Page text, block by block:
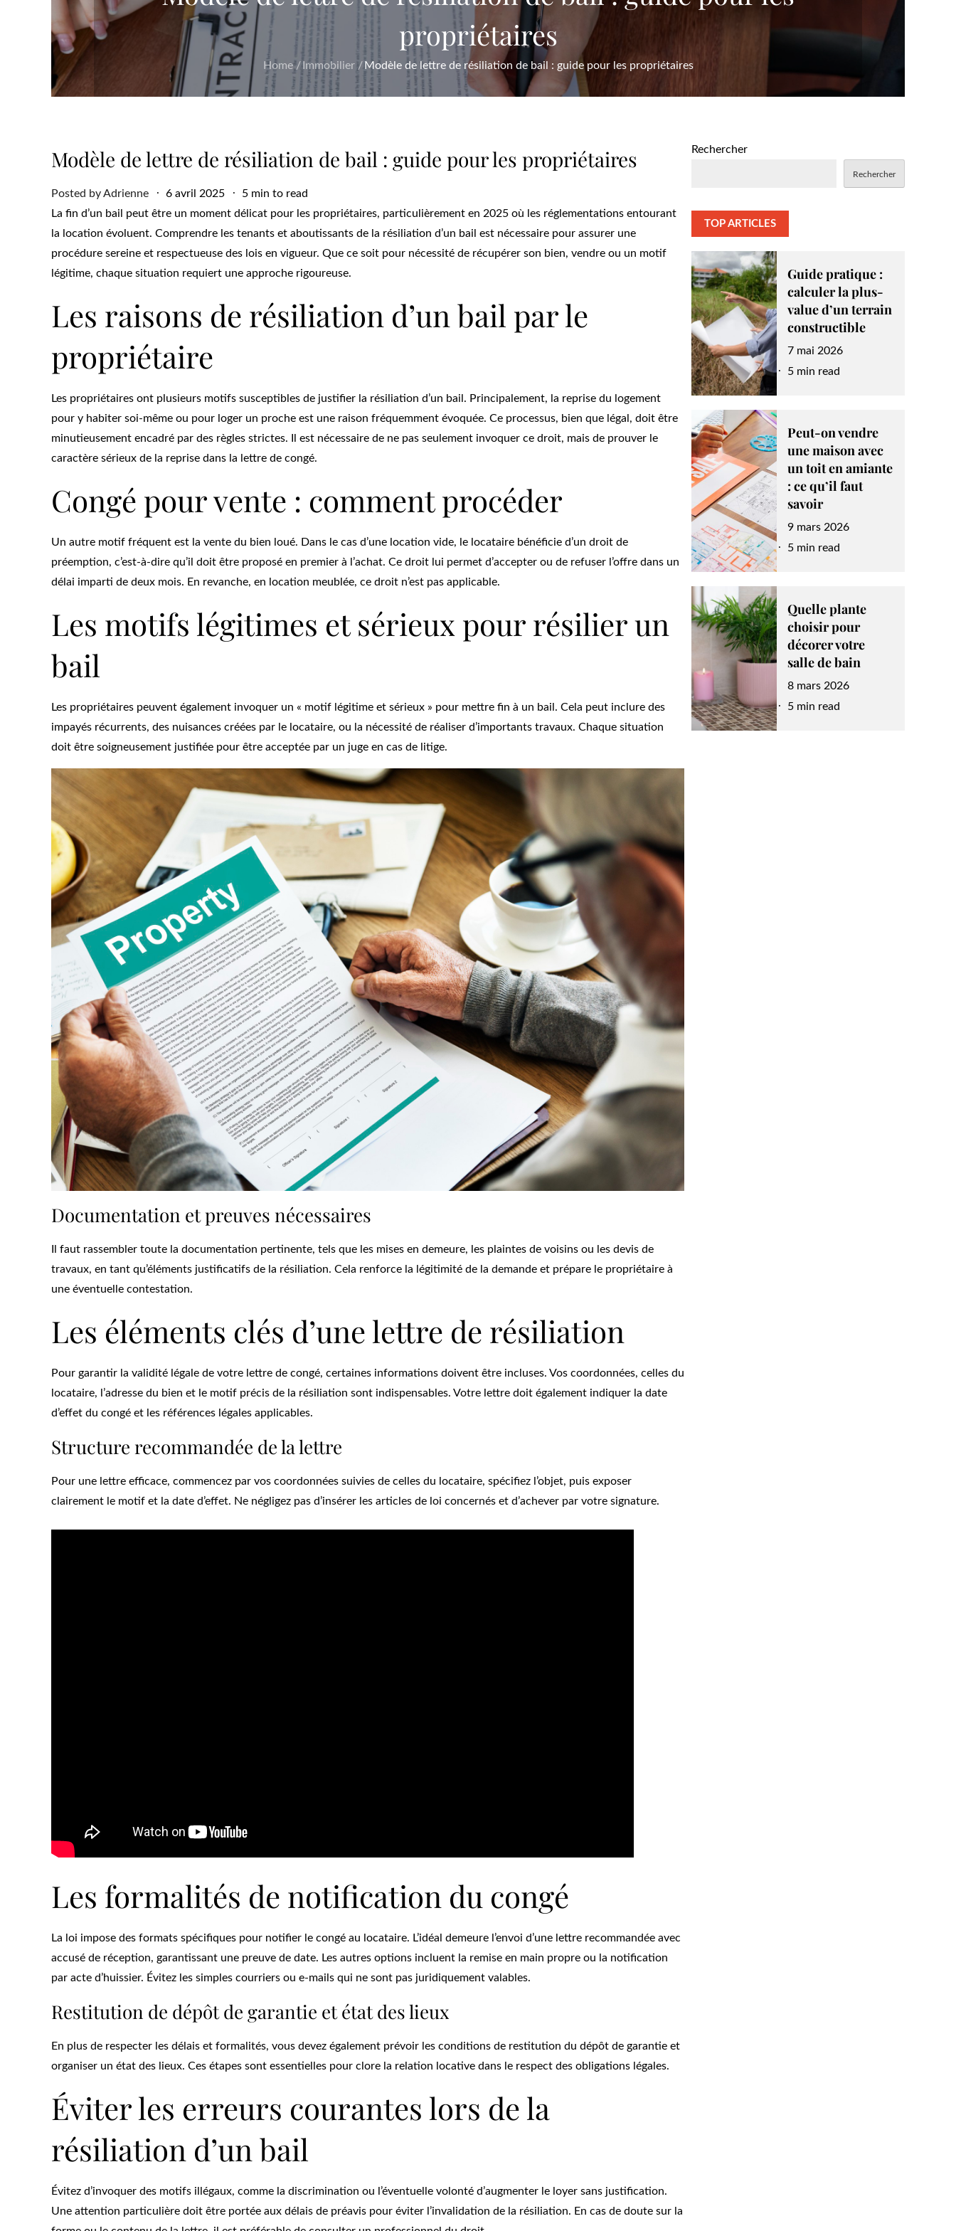
propriétaires
Home Immobilier Modèle de lettre de résiliation de bail : guide pour les propriétaires
Modèle de lettre de résiliation de bail : guide pour les propriétaires
Posted byAdrienne
Posted
on
6 avril 2025
5 min to read
La fin d’un bail peut être un moment délicat pour les propriétaires, particulièrement en 2025 où les réglementations entourant
la location évoluent. Comprendre les tenants et aboutissants de la résiliation d’un bail est nécessaire pour assurer une
procédure sereine et respectueuse des lois en vigueur. Que ce soit pour nécessité de récupérer son bien, vendre ou un motif
légitime, chaque situation requiert une approche rigoureuse.
Les raisons de résiliation d’un bail par le
propriétaire
Les propriétaires ont plusieurs motifs susceptibles de justifier la résiliation d’un bail. Principalement, la reprise du logement
pour y habiter soi-même ou pour loger un proche est une raison fréquemment évoquée. Ce processus, bien que légal, doit être
minutieusement encadré par des règles strictes. Il est nécessaire de ne pas seulement invoquer ce droit, mais de prouver le
caractère sérieux de la reprise dans la lettre de congé.
Congé pour vente : comment procéder
Un autre motif fréquent est la vente du bien loué. Dans le cas d’une location vide, le locataire bénéficie d’un droit de
préemption, c’est-à-dire qu’il doit être proposé en premier à l’achat. Ce droit lui permet d’accepter ou de refuser l’offre dans un
délai imparti de deux mois. En revanche, en location meublée, ce droit n’est pas applicable.
Les motifs légitimes et sérieux pour résilier un
bail
Les propriétaires peuvent également invoquer un « motif légitime et sérieux » pour mettre fin à un bail. Cela peut inclure des
impayés récurrents, des nuisances créées par le locataire, ou la nécessité de réaliser d’importants travaux. Chaque situation
doit être soigneusement justifiée pour être acceptée par un juge en cas de litige.
Documentation et preuves nécessaires
Il faut rassembler toute la documentation pertinente, tels que les mises en demeure, les plaintes de voisins ou les devis de
travaux, en tant qu’éléments justificatifs de la résiliation. Cela renforce la légitimité de la demande et prépare le propriétaire à
une éventuelle contestation.
Les éléments clés d’une lettre de résiliation
Pour garantir la validité légale de votre lettre de congé, certaines informations doivent être incluses. Vos coordonnées, celles du
locataire, l’adresse du bien et le motif précis de la résiliation sont indispensables. Votre lettre doit également indiquer la date
d’effet du congé et les références légales applicables.
Structure recommandée de la lettre
Pour une lettre efficace, commencez par vos coordonnées suivies de celles du locataire, spécifiez l’objet, puis exposer
clairement le motif et la date d’effet. Ne négligez pas d’insérer les articles de loi concernés et d’achever par votre signature.
Les formalités de notification du congé
La loi impose des formats spécifiques pour notifier le congé au locataire. L’idéal demeure l’envoi d’une lettre recommandée avec
accusé de réception, garantissant une preuve de date. Les autres options incluent la remise en main propre ou la notification
par acte d’huissier. Évitez les simples courriers ou e-mails qui ne sont pas juridiquement valables.
Restitution de dépôt de garantie et état des lieux
En plus de respecter les délais et formalités, vous devez également prévoir les conditions de restitution du dépôt de garantie et
organiser un état des lieux. Ces étapes sont essentielles pour clore la relation locative dans le respect des obligations légales.
Éviter les erreurs courantes lors de la
résiliation d’un bail
Évitez d’invoquer des motifs illégaux, comme la discrimination ou l’éventuelle volonté d’augmenter le loyer sans justification.
Une attention particulière doit être portée aux délais de préavis pour éviter l’invalidation de la résiliation. En cas de doute sur la
Rechercher
Rechercher
TOP ARTICLES
Guide pratique :
calculer la plus-
value d’un terrain
constructible
Posted
on
7 mai 2026
5 min read
Peut-on vendre
une maison avec
un toit en amiante
: ce qu’il faut
savoir
Posted
on
9 mars 2026
5 min read
Quelle plante
choisir pour
décorer votre
salle de bain
Posted
on
8 mars 2026
5 min read